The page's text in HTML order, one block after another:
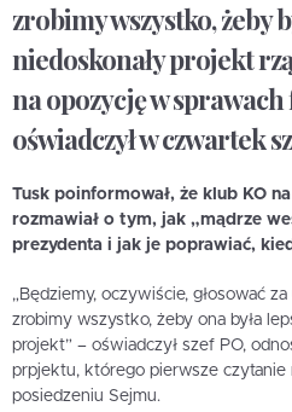
zrobimy wszystko, żeby
niedoskonały projekt
na opozycję w
oświadczył w czwartek
Tusk poinformował, że klub KO
rozmawiał o tym, jak „mądrze
prezydenta i jak je poprawiać,
„Będziemy, oczywiście, głosować
zrobimy wszystko, żeby ona była
projekt” – oświadczył szef PO,
prpjektu, którego pierwsze
posiedzeniu Sejmu.